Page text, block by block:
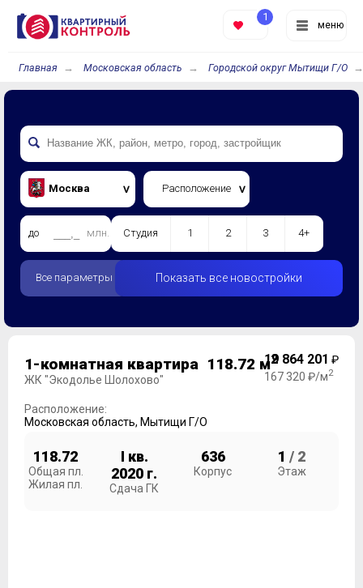
меню
1
Главная Московская область Городской округ Мытищи Г/О
Москва Расположение
до млн. Студия 1 2 3 4+
Все параметры Показать все новостройки
1-комнатная квартира 118.72 м2
ЖК "Экодолье Шолохово"
19 864 201 ₽
167 320 ₽/м2
Расположение:
Московская область, Мытищи Г/О
118.72
Общая пл.
Жилая пл.
I кв.
2020 г.
Сдача ГК
636
Корпус
1 / 2
Этаж